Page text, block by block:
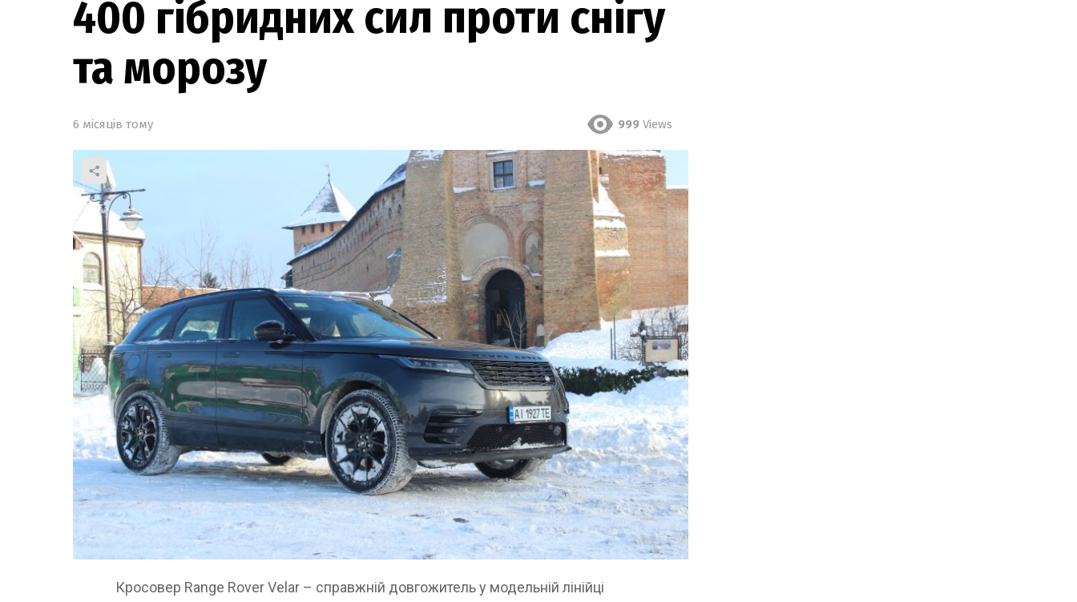
400 гібридних сил проти снігу
та морозу
6 місяців тому 999 Views
Кросовер Range Rover Velar – справжній довгожитель у модельній лінійці